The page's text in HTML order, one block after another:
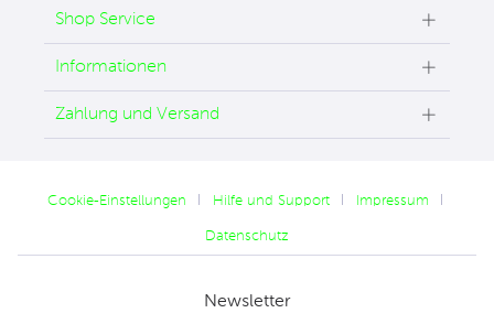
Shop Service
Informationen
Zahlung und Versand
Cookie-Einstellungen Hilfe und Support Impressum
Datenschutz
Newsletter